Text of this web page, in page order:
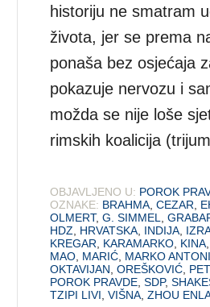
historiju ne smatram
života, jer se prema
ponaša bez osjećaja
pokazuje nervozu i
možda se nije loše
rimskih koalicija
OBJAVLJENO U: POROK
OZNAKE: BRAHMA ,CEZAR
OLMERT,G. SIMMEL ,
HDZ
HRVATSKA INDIJA
KREGAR
KARAMARKO KINA
MAO MARIĆ MARKO
OKTAVIJAN ,OREŠKOVIĆ
POROK PRAVDE ,SDP,
TZIPI LIVI ,VIŠNA ,ZHOU